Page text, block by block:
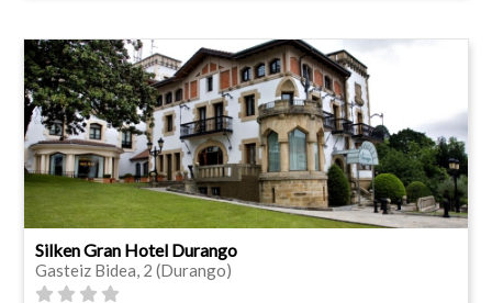
Silken Gran Hotel Durango
Gasteiz Bidea, 2 (Durango)